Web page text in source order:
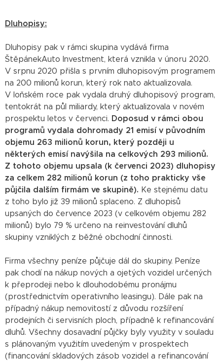
Dluhopisy:
Dluhopisy pak v rámci skupina vydává firma
ŠtěpánekAuto Investment, která vznikla v únoru 2020.
V srpnu 2020 přišla s prvním dluhopisovým programem
na 200 milionů korun, který rok nato aktualizovala.
V loňském roce pak vydala druhý dluhopisový program,
tentokrát na půl miliardy, který aktualizovala v novém
prospektu letos v červenci. Doposud v rámci obou
programů vydala dohromady 21 emisí v původním
objemu 263 milionů korun, který později u
některých emisí navýšila na celkových 293 milionů.
Z tohoto objemu upsala (k červenci 2023) dluhopisy
za celkem 282 milionů korun (z toho prakticky vše
půjčila dalším firmám ve skupině). Ke stejnému datu
z toho bylo již 39 milionů splaceno. Z dluhopisů
upsaných do července 2023 (v celkovém objemu 282
milionů) bylo 79 % určeno na reinvestování dluhů
skupiny vzniklých z běžné obchodní činnosti.
Firma všechny peníze půjčuje dál do skupiny. Peníze
pak chodí na nákup nových a ojetých vozidel určených
k přeprodeji nebo k dlouhodobému pronájmu
(prostřednictvím operativního leasingu). Dále pak na
případný nákup nemovitostí z důvodu rozšíření
prodejních či servisních ploch, případně k refinancování
dluhů. Všechny dosavadní půjčky byly využity v souladu
s plánovaným využitím uvedeným v prospektech
(financování skladových zásob vozidel a refinancování